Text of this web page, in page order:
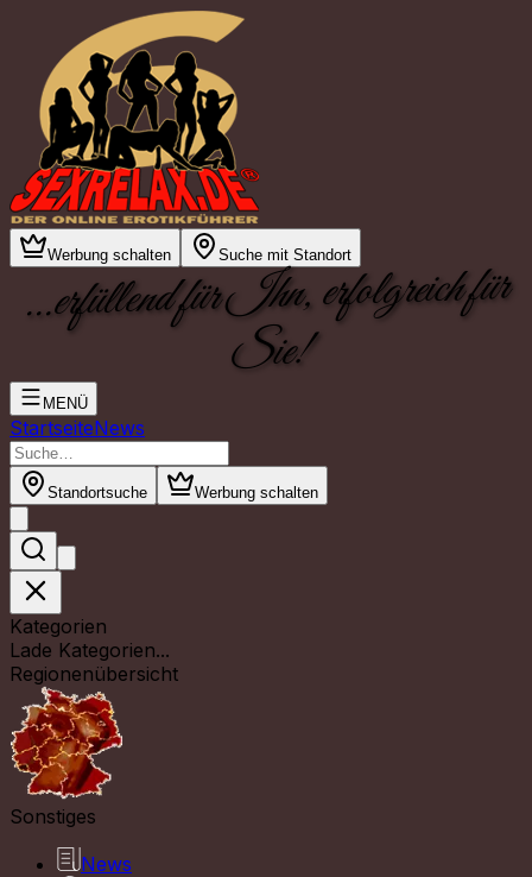
Werbung schalten Suche mit Standort
...erfüllend für Ihn, erfolgreich für
Sie!
MENÜ
StartseiteNews
Standortsuche Werbung schalten
Kategorien
Lade Kategorien...
Regionenübersicht
Sonstiges
News